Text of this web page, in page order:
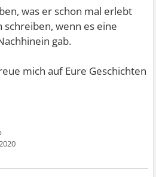
was er schon mal erlebt
schreiben, wenn es eine
gab.
mich auf Eure Geschichten